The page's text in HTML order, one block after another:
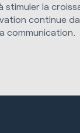
stimuler la
continue
communication.